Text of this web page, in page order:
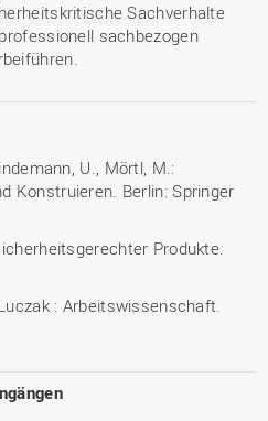
Sachverhalte
sachbezogen
U., Mörtl, M.:
Konstruieren. Berlin: Springer
Produkte.
: Arbeitswissenschaft.